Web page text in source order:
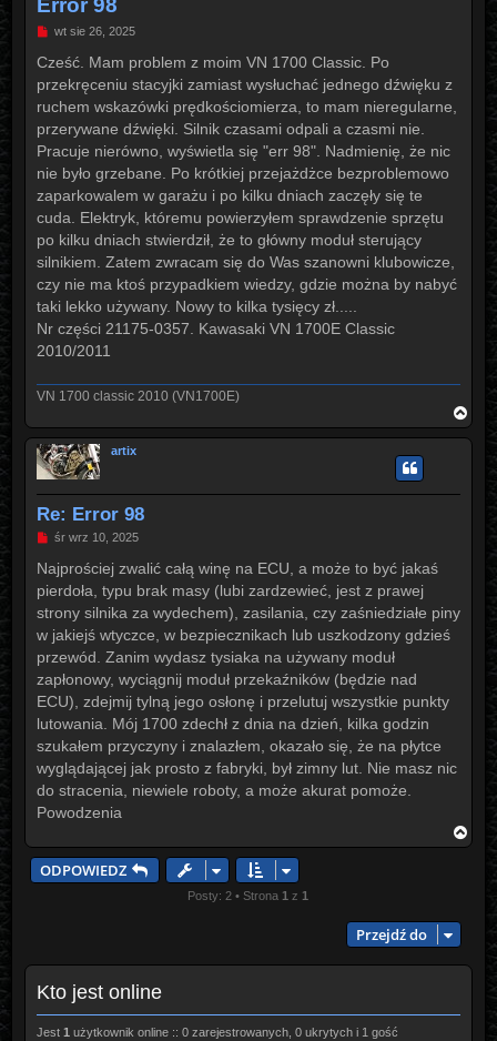
Error 98
P
s
wt sie 26, 2025
Cześć. Mam problem z moim VN 1700 Classic. Po
przekręceniu stacyjki zamiast wysłuchać jednego dźwięku z
ruchem wskazówki prędkościomierza, to mam nieregularne,
przerywane dźwięki. Silnik czasami odpali a czasmi nie.
Pracuje nierówno, wyświetla się "err 98". Nadmienię, że nic
nie było grzebane. Po krótkiej przejażdżce bezproblemowo
zaparkowalem w garażu i po kilku dniach zaczęły się te
cuda. Elektryk, któremu powierzyłem sprawdzenie sprzętu
po kilku dniach stwierdził, że to główny moduł sterujący
silnikiem. Zatem zwracam się do Was szanowni klubowicze,
czy nie ma ktoś przypadkiem wiedzy, gdzie można by nabyć
taki lekko używany. Nowy to kilka tysięcy zł.....
Nr części 21175-0357. Kawasaki VN 1700E Classic
2010/2011
VN 1700 classic 2010 (VN1700E)
g
artix
Re: Error 98
P
s
śr wrz 10, 2025
Najprościej zwalić całą winę na ECU, a może to być jakaś
pierdoła, typu brak masy (lubi zardzewieć, jest z prawej
strony silnika za wydechem), zasilania, czy zaśniedziałe piny
w jakiejś wtyczce, w bezpiecznikach lub uszkodzony gdzieś
przewód. Zanim wydasz tysiaka na używany moduł
zapłonowy, wyciągnij moduł przekaźników (będzie nad
ECU), zdejmij tylną jego osłonę i przelutuj wszystkie punkty
lutowania. Mój 1700 zdechł z dnia na dzień, kilka godzin
szukałem przyczyny i znalazłem, okazało się, że na płytce
wyglądającej jak prosto z fabryki, był zimny lut. Nie masz nic
do stracenia, niewiele roboty, a może akurat pomoże.
Powodzenia
ODPOWIEDZ
Posty: 2 • Strona1 z1
Przejdź do
Kto jest online
Jest 1 użytkownik online :: 0 zarejestrowanych, 0 ukrytych i 1 gość